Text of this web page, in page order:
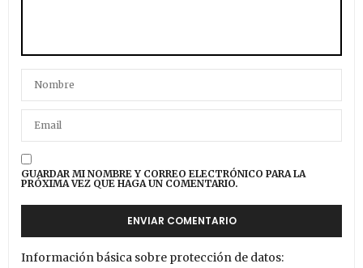
GUARDAR MI NOMBRE Y CORREO ELECTRÓNICO PARA LA
PRÓXIMA VEZ QUE HAGA UN COMENTARIO.
Información básica sobre protección de datos: